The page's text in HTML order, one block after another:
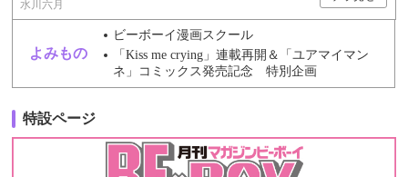
水川六月
よみもの
ビーボーイ漫画スクール
「Kiss me crying」連載再開＆「ユアマイマン
ネ」コミックス発売記念 特別企画
特設ページ